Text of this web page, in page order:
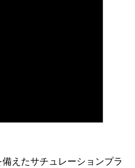
えたサチュレーションプラ